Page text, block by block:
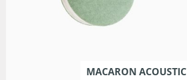
MACARON ACOUSTIC